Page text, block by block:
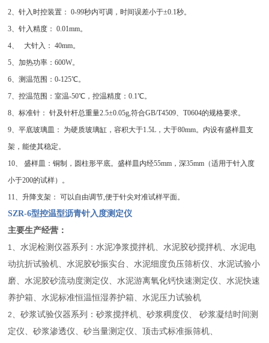
2、针入时控装置： 0-99秒内可调，时间误差小于±0.1秒。
3、针入精度： 0.01mm。
4、 大针入： 40mm。
5、加热功率：600W。
6、测温范围：0-125℃。
7、控温范围：室温-50℃，控温精度：0.1℃。
8、标准针： 针及针杆总重量2.5±0.05g,符合GB/T4509、T0604的规格要求。
9、平底玻璃皿： 为硬质玻璃缸，容积大于1.5L，大于80mm。内设有盛样皿支
架，能使其稳定。
10、 盛样皿：铜制，圆柱形平底。盛样皿内经55mm，深35mm（适用于针入度
小于200的试样）。
11、升降支架： 可以自由调节,便于针尖对准试样平面。
SZR-6型控温型沥青针入度测定仪
主要生产经营：
1、水泥检测仪器系列：水泥净浆搅拌机、水泥胶砂搅拌机、水泥电
动抗折试验机、水泥胶砂振实台、水泥细度负压筛析仪、水泥试验小
磨、水泥胶砂流动度测定仪、水泥游离氧化钙快速测定仪、水泥快速
养护箱、水泥标准恒温恒湿养护箱、水泥压力试验机
2、砂浆试验仪器系列：砂浆搅拌机、砂浆稠度仪、 砂浆凝结时间测
定仪、砂浆渗透仪、砂当量测定仪、顶击式标准振筛机、